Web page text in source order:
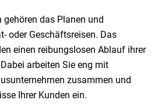
das Planen und
oder Geschäftsreisen. Das
einen reibungslosen Ablauf ihrer
arbeiten Sie eng mit
zusammen und
Ihrer Kunden ein.